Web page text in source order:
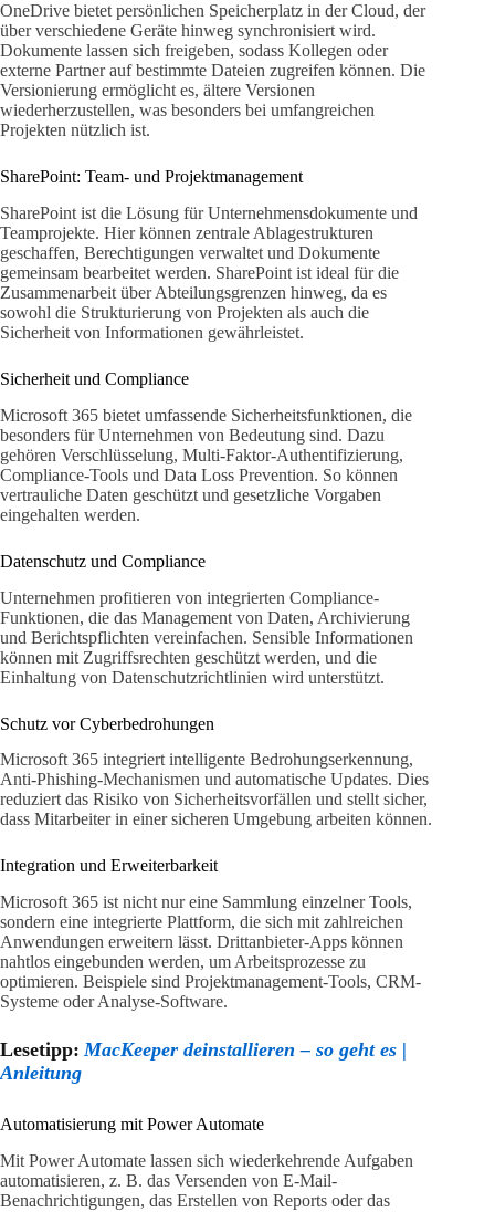
OneDrive bietet persönlichen Speicherplatz in der Cloud, der
über verschiedene Geräte hinweg synchronisiert wird.
Dokumente lassen sich freigeben, sodass Kollegen oder
externe Partner auf bestimmte Dateien zugreifen können. Die
Versionierung ermöglicht es, ältere Versionen
wiederherzustellen, was besonders bei umfangreichen
Projekten nützlich ist.
SharePoint: Team- und Projektmanagement
SharePoint ist die Lösung für Unternehmensdokumente und
Teamprojekte. Hier können zentrale Ablagestrukturen
geschaffen, Berechtigungen verwaltet und Dokumente
gemeinsam bearbeitet werden. SharePoint ist ideal für die
Zusammenarbeit über Abteilungsgrenzen hinweg, da es
sowohl die Strukturierung von Projekten als auch die
Sicherheit von Informationen gewährleistet.
Sicherheit und Compliance
Microsoft 365 bietet umfassende Sicherheitsfunktionen, die
besonders für Unternehmen von Bedeutung sind. Dazu
gehören Verschlüsselung, Multi-Faktor-Authentifizierung,
Compliance-Tools und Data Loss Prevention. So können
vertrauliche Daten geschützt und gesetzliche Vorgaben
eingehalten werden.
Datenschutz und Compliance
Unternehmen profitieren von integrierten Compliance-
Funktionen, die das Management von Daten, Archivierung
und Berichtspflichten vereinfachen. Sensible Informationen
können mit Zugriffsrechten geschützt werden, und die
Einhaltung von Datenschutzrichtlinien wird unterstützt.
Schutz vor Cyberbedrohungen
Microsoft 365 integriert intelligente Bedrohungserkennung,
Anti-Phishing-Mechanismen und automatische Updates. Dies
reduziert das Risiko von Sicherheitsvorfällen und stellt sicher,
dass Mitarbeiter in einer sicheren Umgebung arbeiten können.
Integration und Erweiterbarkeit
Microsoft 365 ist nicht nur eine Sammlung einzelner Tools,
sondern eine integrierte Plattform, die sich mit zahlreichen
Anwendungen erweitern lässt. Drittanbieter-Apps können
nahtlos eingebunden werden, um Arbeitsprozesse zu
optimieren. Beispiele sind Projektmanagement-Tools, CRM-
Systeme oder Analyse-Software.
Lesetipp: MacKeeper deinstallieren – so geht es |
Anleitung
Automatisierung mit Power Automate
Mit Power Automate lassen sich wiederkehrende Aufgaben
automatisieren, z. B. das Versenden von E-Mail-
Benachrichtigungen, das Erstellen von Reports oder das